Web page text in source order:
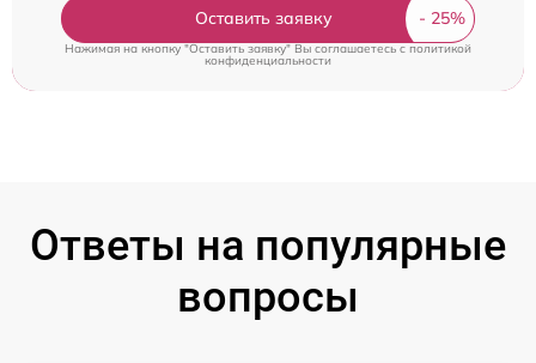
Оставить заявку
Нажимая на кнопку "Оставить заявку" Вы соглашаетесь cполитикой
конфиденциальности
Ответы на популярные
вопросы